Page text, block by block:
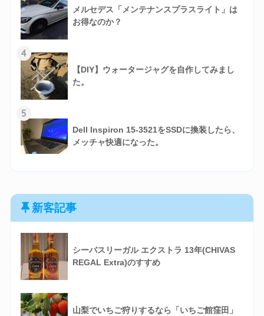
メルセデス「メンテナンスプラスライト」は
お得なのか？
4
【DIY】ウォータージャグを自作してみまし
た。
5
Dell Inspiron 15-3521をSSDに換装したら、
メッチャ快適になった。
新客記事
シーバスリーガル エクストラ 13年(CHIVAS
REGAL Extra)のすすめ
山梨でいちご狩りするなら「いちご館窪田」